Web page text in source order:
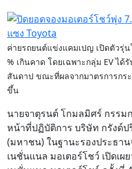
ค่ายรถยนต์แข่งแคมเปญ เปิดตัวรุ่
% เกินคาด โดยเฉพาะกลุ่ม EV ได้
สันดาป ขณะที่ผลจากมาตรการกร
ขึ้น
นายจาตุรนต์ โกมลมิศร์ กรรม
หน้าที่ปฏิบัติการ บริษัท กรังด์ป
(มหาชน) ในฐานะรองประธา
เนชั่นแนล มอเตอร์โชว์ เปิดเผ